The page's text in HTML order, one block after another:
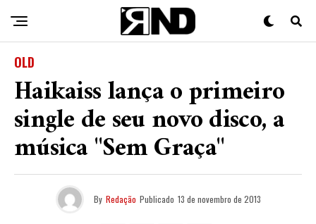
OLD
Haikaiss lança o primeiro
single de seu novo disco, a
música "Sem Graça"
By Redação Publicado 13 de novembro de 2013